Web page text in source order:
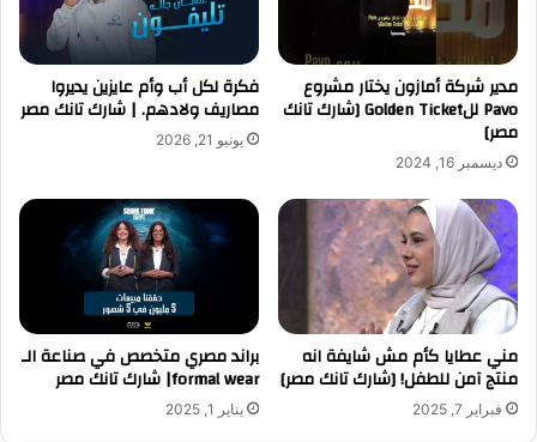
مدير شركة أمازون يختار مشروع
Pavo للGolden Ticket [شارك تانك
مصر]
ديسمبر 16, 2024
فكرة لكل أب وأم عايزين يديروا
مصاريف ولادهم. | شارك تانك مصر
يونيو 21, 2026
مني عطايا كأم مش شايفة انه
منتج آمن للطفل! [شارك تانك مصر]
فبراير 7, 2025
براند مصري متخصص في صناعة الـ
formal wear| شارك تانك مصر
يناير 1, 2025